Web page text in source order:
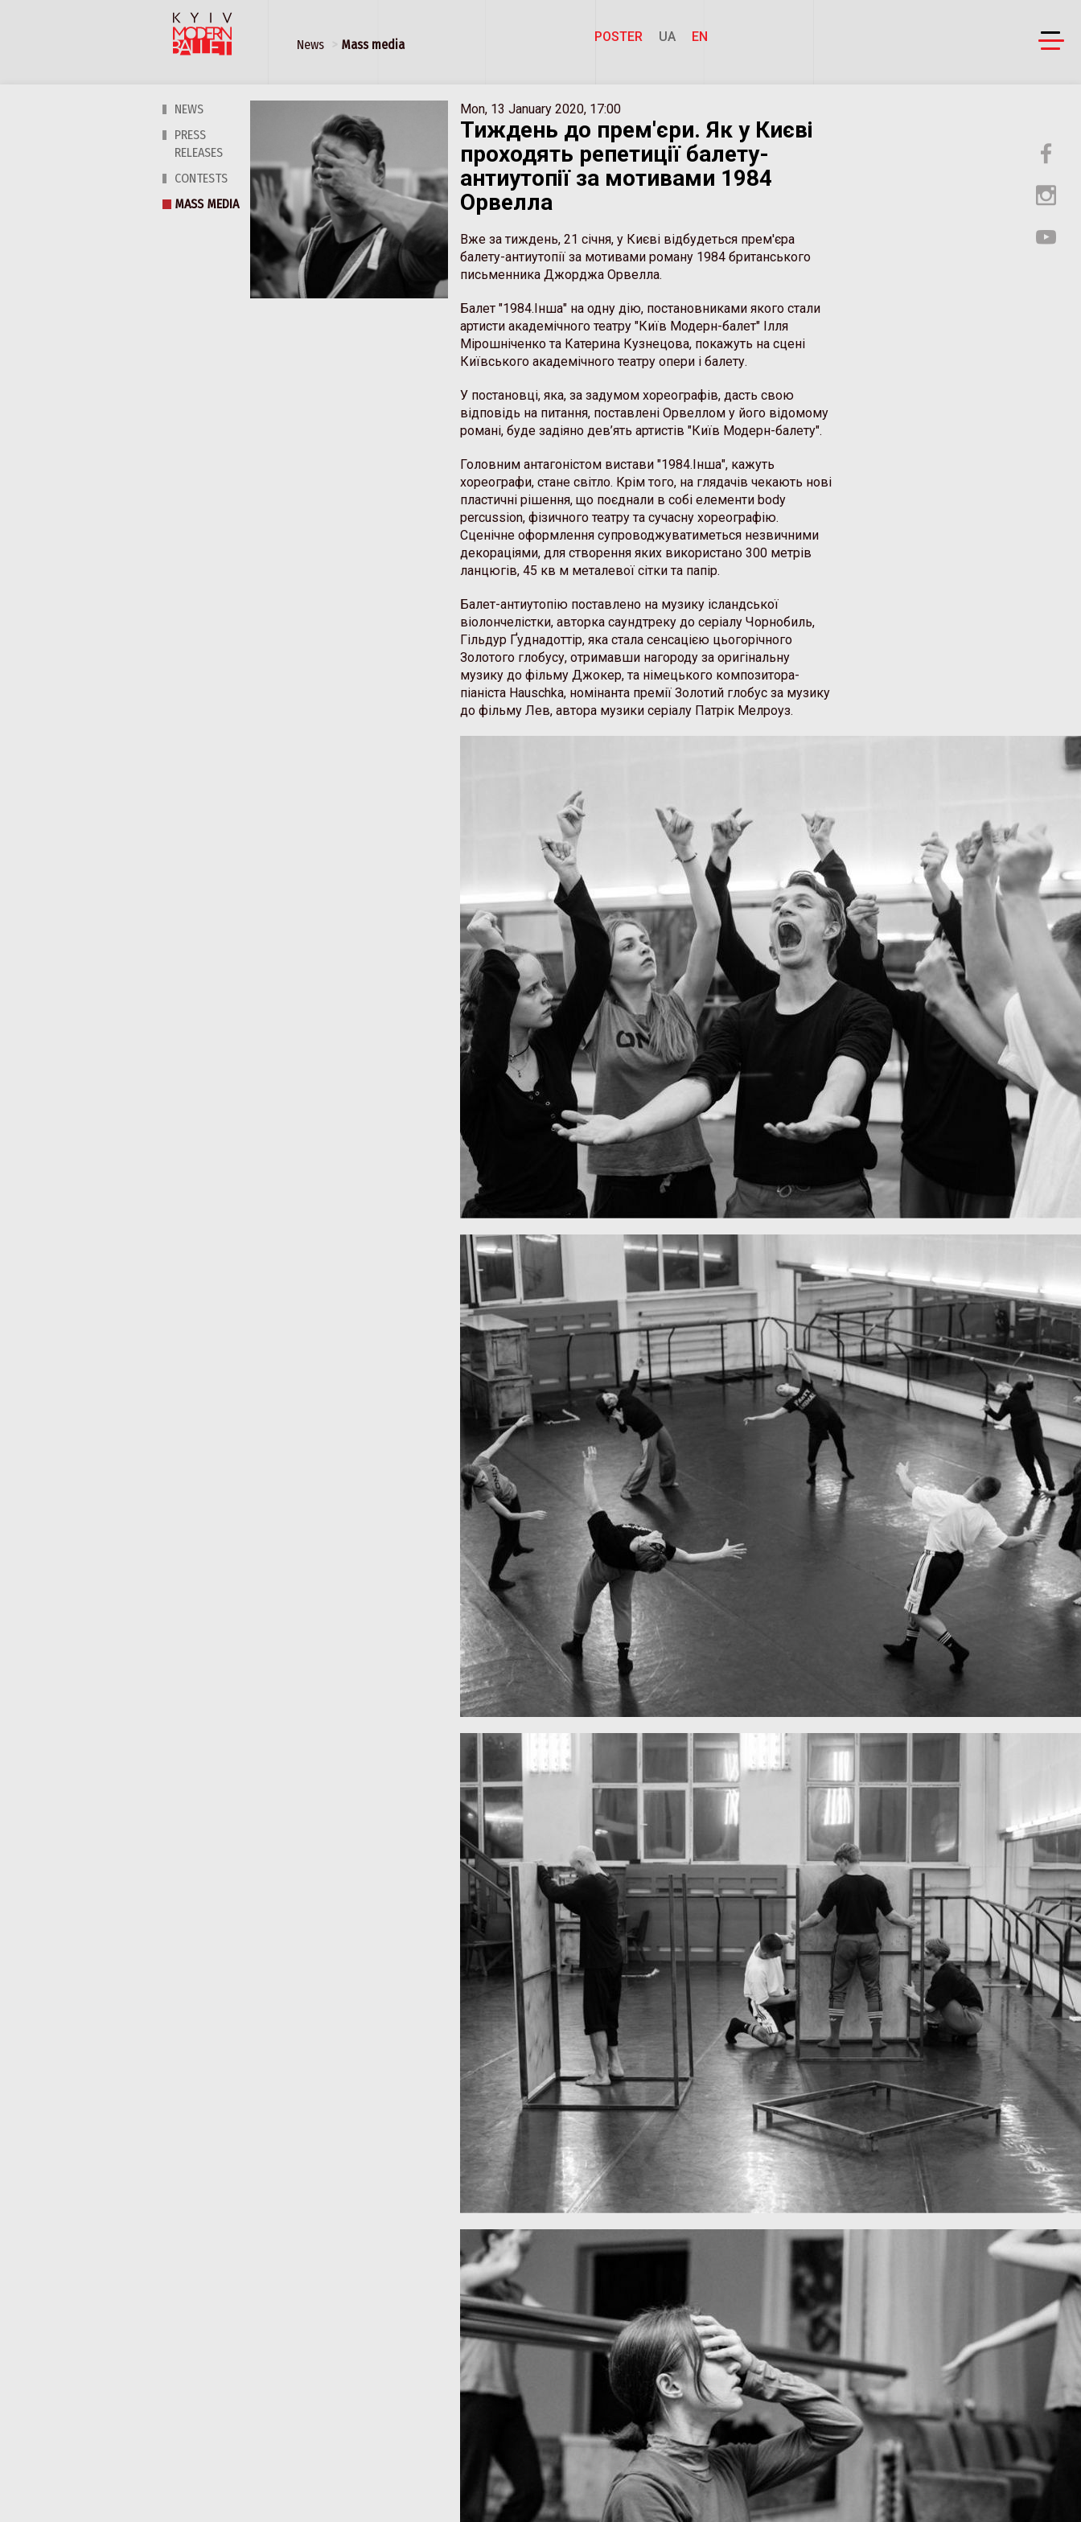
News Mass media
POSTER UA EN
NEWS
PRESS
RELEASES
CONTESTS
MASS MEDIA
Mon, 13 January 2020, 17:00
Тиждень до прем'єри. Як у Києві
проходять репетиції балету-
антиутопії за мотивами 1984
Орвелла
Вже за тиждень, 21 січня, у Києві відбудеться прем'єра
балету-антиутопії за мотивами роману 1984 британського
письменника Джорджа Орвелла.
Балет "1984.Інша" на одну дію, постановниками якого стали
артисти академічного театру "Київ Модерн-балет" Ілля
Мірошніченко та Катерина Кузнецова, покажуть на сцені
Київського академічного театру опери і балету.
У постановці, яка, за задумом хореографів, дасть свою
відповідь на питання, поставлені Орвеллом у його відомому
романі, буде задіяно дев’ять артистів "Київ Модерн-балету".
Головним антагоністом вистави "1984.Інша", кажуть
хореографи, стане світло. Крім того, на глядачів чекають нові
пластичні рішення, що поєднали в собі елементи body
percussion, фізичного театру та сучасну хореографію.
Сценічне оформлення супроводжуватиметься незвичними
декораціями, для створення яких використано 300 метрів
ланцюгів, 45 кв м металевої сітки та папір.
Балет-антиутопію поставлено на музику ісландської
віолончелістки, авторка саундтреку до серіалу Чорнобиль,
Гільдур Ґуднадоттір, яка стала сенсацією цьогорічного
Золотого глобусу, отримавши нагороду за оригінальну
музику до фільму Джокер, та німецького композитора-
піаніста Hauschka, номінанта премії Золотий глобус за музику
до фільму Лев, автора музики серіалу Патрік Мелроуз.